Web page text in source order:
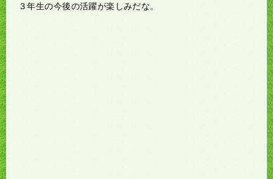
３年生の今後の活躍が楽しみだな。